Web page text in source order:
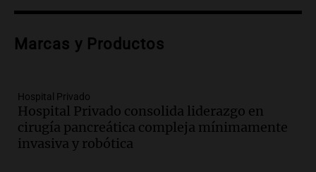
Audio.Preparativos finales para la gran
Bulaya este sábado
Audio.Denuncias por represión en el
Congreso y evacuación por derrame de
oxígeno en Montecastro
Panorama Federal
Marcas y Productos
Hospital Privado
Hospital Privado consolida liderazgo en
cirugía pancreática compleja mínimamente
invasiva y robótica